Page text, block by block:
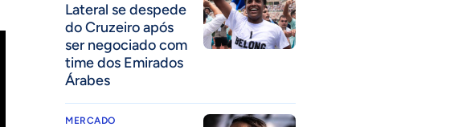
Lateral se despede
do Cruzeiro após
ser negociado com
time dos Emirados
Árabes
MERCADO